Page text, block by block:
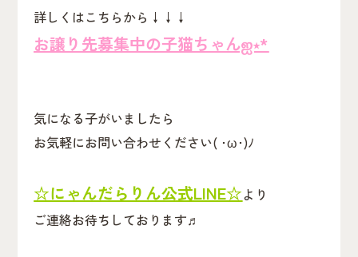
詳しくはこちらから↓↓↓
お譲り先募集中の子猫ちゃん‪ஐ‬⋆*
気になる子がいましたら
お気軽にお問い合わせください( ･ω･)ﾉ
☆にゃんだらりん公式LINE☆より
ご連絡お待ちしております♬